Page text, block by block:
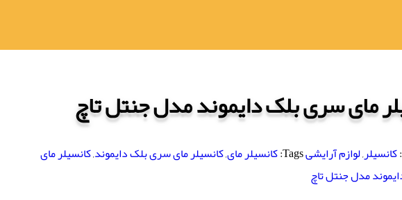
مای سری بلک دایموند مدل جنتل تاچ
کانسیلر,لوازم آرایشیTags: کانسیلر مای,کانسیلر مای سری بلک دایموند,کانسیلر مای
مدل جنتل تاچ